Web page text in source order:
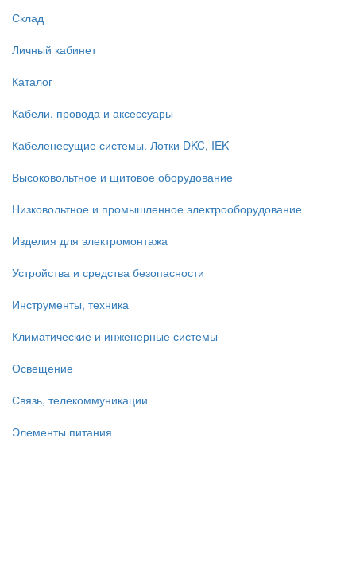
Склад
Личный кабинет
Каталог
Кабели, провода и аксессуары
Кабеленесущие системы. Лотки DKC, IEK
Высоковольтное и щитовое оборудование
Низковольтное и промышленное электрооборудование
Изделия для электромонтажа
Устройства и средства безопасности
Инструменты, техника
Климатические и инженерные системы
Освещение
Связь, телекоммуникации
Элементы питания